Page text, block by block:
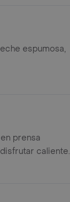
espumosa,
prensa
caliente.